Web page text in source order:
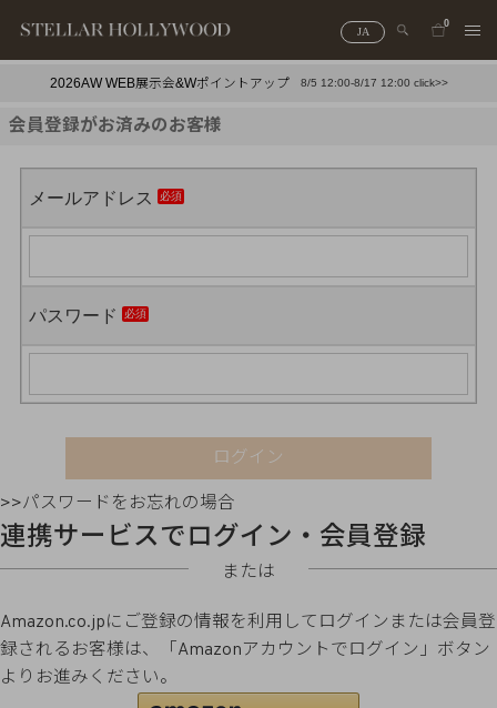
JA
0
2026AW WEB展示会&Wポイントアップ 8/5 12:00-8/17 12:00 click>>
会員登録がお済みのお客様
メールアドレス
パスワード
ログイン
>>パスワードをお忘れの場合
連携サービスでログイン・会員登録
または
Amazon.co.jpにご登録の情報を利用してログインまたは会員登
録されるお客様は、「Amazonアカウントでログイン」ボタン
よりお進みください。